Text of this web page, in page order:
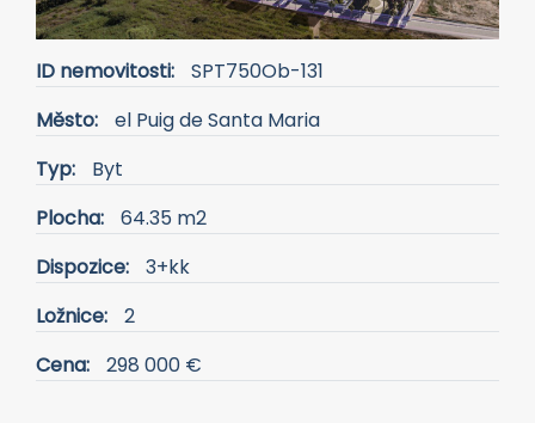
ID nemovitosti:
SPT750Ob-131
Město:
el Puig de Santa Maria
Typ:
Byt
Plocha:
64.35 m2
Dispozice:
3+kk
Ložnice:
2
Cena:
298 000 €